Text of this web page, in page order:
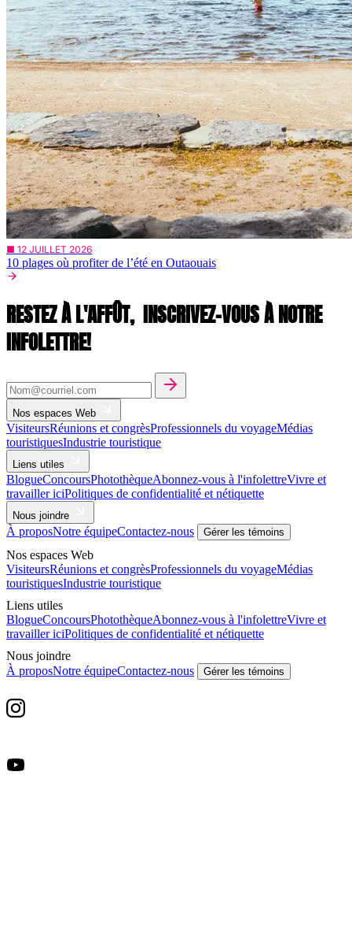
■ 12 JUILLET 2026
10 plages où profiter de l’été en Outaouais
RESTEZ À L'AFFÛT, INSCRIVEZ-VOUS À NOTRE
INFOLETTRE!
Nos espaces Web
VisiteursRéunions et congrèsProfessionnels du voyageMédias
touristiquesIndustrie touristique
Liens utiles
BlogueConcoursPhotothèqueAbonnez-vous à l'infolettreVivre et
travailler iciPolitiques de confidentialité et nétiquette
Nous joindre
À proposNotre équipeContactez-nous Gérer les témoins
Nos espaces Web
VisiteursRéunions et congrèsProfessionnels du voyageMédias
touristiquesIndustrie touristique
Liens utiles
BlogueConcoursPhotothèqueAbonnez-vous à l'infolettreVivre et
travailler iciPolitiques de confidentialité et nétiquette
Nous joindre
À proposNotre équipeContactez-nous Gérer les témoins